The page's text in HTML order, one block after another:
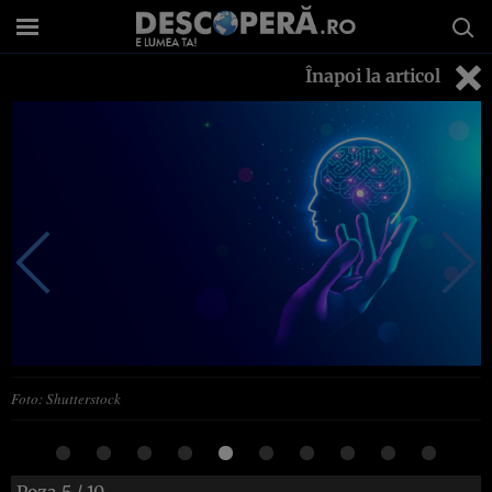
Înapoi la articol
Foto: Shutterstock